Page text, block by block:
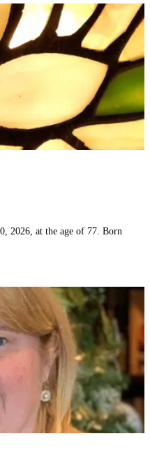
2026, at the age of 77. Born